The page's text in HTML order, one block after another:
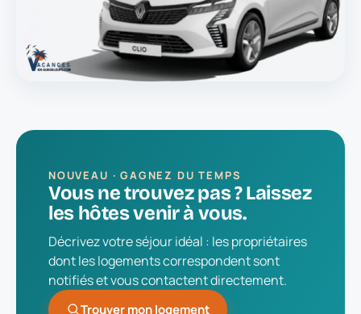
NOUVEAU · GAGNEZ DU TEMPS
Vous ne trouvez pas ? Laissez
les hôtes venir à vous.
Décrivez votre séjour idéal : les propriétaires
dont les logements correspondent sont
notifiés et vous contactent directement.
Trouver mon logement